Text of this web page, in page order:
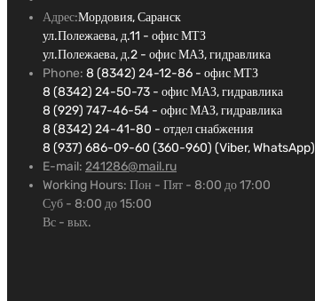
Адрес:Мордовия, Саранск
ул.Полежаева, д.11 - офис МТЗ
ул.Полежаева, д.2 - офис МАЗ, гидравлика
Phone: 8 (8342) 24-12-86 - офис МТЗ
8 (8342) 24-50-73 - офис МАЗ, гидравлика
8 (929) 747-46-54 - офис МАЗ, гидравлика
8 (8342) 24-41-80 - отдел снабжения
8 (937) 686-09-60 (360-960) (Viber, WhatsApp)
E-mail: 241286@mail.ru
Working Hours: Пон - Пят - 8:00 до 17:00
Суб - 8:00 до 15:00
Вс - вых.